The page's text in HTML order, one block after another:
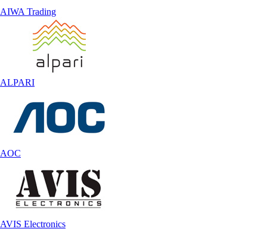
AIWA Trading
ALPARI
AOC
AVIS Electronics